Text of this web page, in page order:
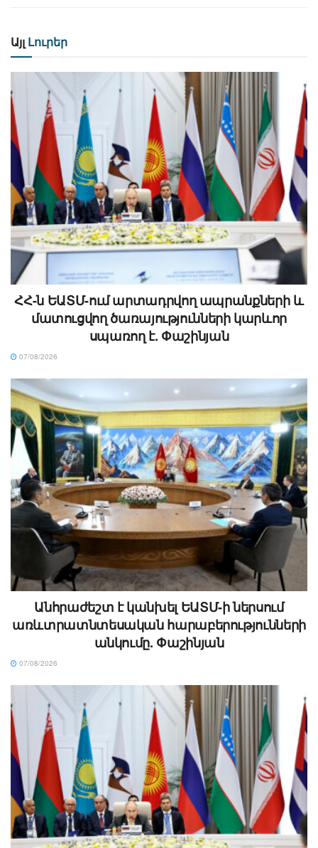
Այլ Լուրեր
ՀՀ-ն ԵԱՏՄ-ում արտադրվող ապրանքների և
մատուցվող ծառայությունների կարևոր
սպառող է. Փաշինյան
07/08/2026
Անհրաժեշտ է կանխել ԵԱՏՄ-ի ներսում
առևտրատնտեսական հարաբերությունների
անկումը. Փաշինյան
07/08/2026